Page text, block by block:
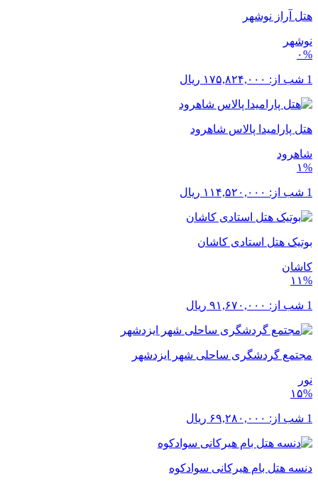
هتل آراز نوشهر
نوشهر
۰%
1 شب از: ۱۷۵,۸۲۴,۰۰۰ ریال
هتل پارامیدا پالاس شاهرود
شاهرود
۱%
1 شب از: ۱۱۴,۵۲۰,۰۰۰ ریال
بوتیک هتل استادی کاشان
کاشان
۱۱%
1 شب از: ۹۱,۶۷۰,۰۰۰ ریال
مجتمع گردشگری ساحلی شهر ایزدشهر
نور
۱۵%
1 شب از: ۶۹,۲۸۰,۰۰۰ ریال
دنسه هتل بام هیرکانی سوادکوه